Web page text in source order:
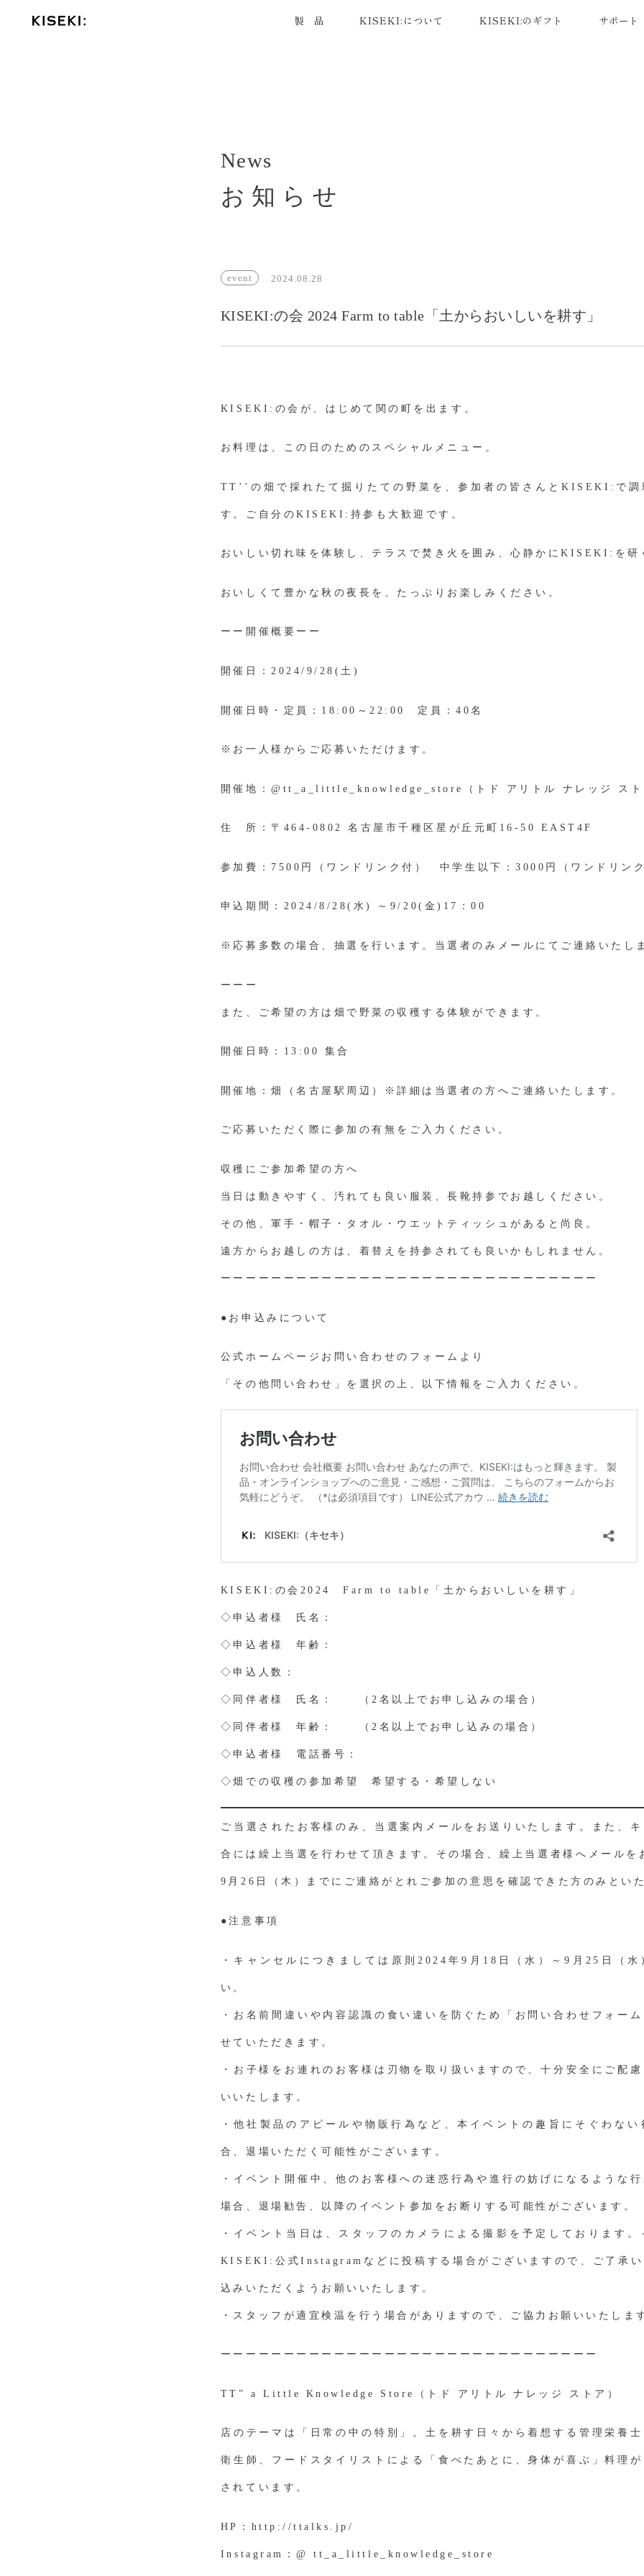
製 品 KISEKI:について KISEKI:のギフト サポート
お知らせ
event 2024.08.28
KISEKI:の会 2024 Farm to table「土からおいしいを耕す」
KISEKI:の会が、はじめて関の町を出ます。
お料理は、この日のためのスペシャルメニュー。
TT’’の畑で採れたて掘りたての野菜を、参加者の皆さんとKISEKI:で調
す。ご自分のKISEKI:持参も大歓迎です。
おいしい切れ味を体験し、テラスで焚き火を囲み、心静かにKISEKI:を研
おいしくて豊かな秋の夜長を、たっぷりお楽しみください。
ーー開催概要ーー
開催日：2024/9/28(土)
開催日時・定員：18:00～22:00 定員：40名
※お一人様からご応募いただけます。
開催地：@tt_a_little_knowledge_store（トド アリトル ナレッジ ス
住 所：〒464-0802 名古屋市千種区星が丘元町16-50 EAST4F
参加費：7500円（ワンドリンク付） 中学生以下：3000円（ワンドリンク
申込期間：2024/8/28(水) ～9/20(金)17：00
※応募多数の場合、抽選を行います。当選者のみメールにてご連絡いたし
ーーー
また、ご希望の方は畑で野菜の収穫する体験ができます。
開催日時：13:00 集合
開催地：畑（名古屋駅周辺）※詳細は当選者の方へご連絡いたします。
ご応募いただく際に参加の有無をご入力ください。
収穫にご参加希望の方へ
当日は動きやすく、汚れても良い服装、長靴持参でお越しください。
その他、軍手・帽子・タオル・ウエットティッシュがあると尚良。
遠方からお越しの方は、着替えを持参されても良いかもしれません。
ーーーーーーーーーーーーーーーーーーーーーーーーーーーーーー
●お申込みについて
公式ホームページお問い合わせのフォームより
「その他問い合わせ」を選択の上、以下情報をご入力ください。
KISEKI:の会2024 Farm to table「土からおいしいを耕す」
◇申込者様 氏名：
◇申込者様 年齢：
◇申込人数：
◇同伴者様 氏名： （2名以上でお申し込みの場合）
◇同伴者様 年齢： （2名以上でお申し込みの場合）
◇申込者様 電話番号：
◇畑での収穫の参加希望 希望する・希望しない
ご当選されたお客様のみ、当選案内メールをお送りいたします。また、
合には繰上当選を行わせて頂きます。その場合、繰上当選者様へメールを
9月26日（木）までにご連絡がとれご参加の意思を確認できた方のみといた
●注意事項
・キャンセルにつきましては原則2024年9月18日（水）～9月25日（水
い。
・お名前間違いや内容認識の食い違いを防ぐため「お問い合わせフォー
せていただきます。
・お子様をお連れのお客様は刃物を取り扱いますので、十分安全にご配
いいたします。
・他社製品のアピールや物販行為など、本イベントの趣旨にそぐわない
合、退場いただく可能性がございます。
・イベント開催中、他のお客様への迷惑行為や進行の妨げになるような
場合、退場勧告、以降のイベント参加をお断りする可能性がございます。
・イベント当日は、スタッフのカメラによる撮影を予定しております。
KISEKI:公式Instagramなどに投稿する場合がございますので、ご了承い
込みいただくようお願いいたします。
・スタッフが適宜検温を行う場合がありますので、ご協力お願いいたしま
ーーーーーーーーーーーーーーーーーーーーーーーーーーーーーー
TT” a Little Knowledge Store（トド アリトル ナレッジ ストア）
店のテーマは「日常の中の特別」。土を耕す日々から着想する管理栄養
衛生師、フードスタイリストによる「食べたあとに、身体が喜ぶ」料理
されています。
HP： http://ttalks.jp/
Instagram：@ tt_a_little_knowledge_store